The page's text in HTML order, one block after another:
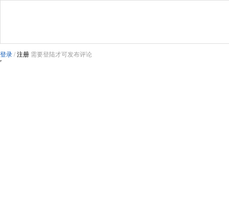
登录 / 注册 需要登陆才可发布评论